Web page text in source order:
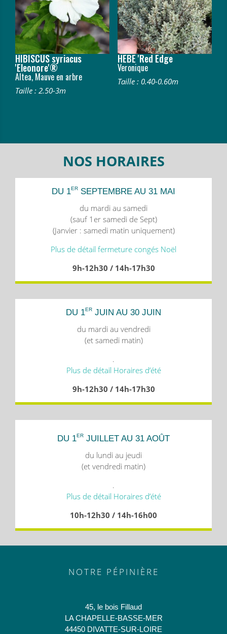
HIBISCUS syriacus
'Eleonore'®
Altea, Mauve en arbre
Taille : 2.50-3m
HEBE 'Red Edge
Veronique
Taille : 0.40-0.60m
NOS HORAIRES
DU 1ER SEPTEMBRE AU 31 MAI
du mardi au samedi
(sauf 1er samedi de Sept)
(Janvier : samedi matin uniquement)
Plus de détail fermeture congés Noël
9h-12h30 / 14h-17h30
DU 1ER JUIN AU 30 JUIN
du mardi au vendredi
(et samedi matin)
.
Plus de détail Horaires d’été
9h-12h30 / 14h-17h30
DU 1ER JUILLET AU 31 AOÛT
du lundi au jeudi
(et vendredi matin)
.
Plus de détail Horaires d’été
10h-12h30 / 14h-16h00
NOTRE PÉPINIÈRE
45, le bois Fillaud
LA CHAPELLE-BASSE-MER
44450 DIVATTE-SUR-LOIRE